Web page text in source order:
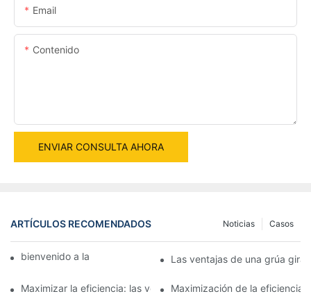
Email
Contenido
ENVIAR CONSULTA AHORA
ARTÍCULOS RECOMENDADOS Casos
Noticias
bienvenido a la máquina mundial Las ventajas de una grúa
Maximizar la eficiencia: las ventajas de utilizar una grúa
Maximización de la eficiencia